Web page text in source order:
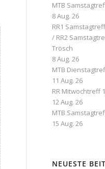
MTB
8 Aug. 26
RR1
/ RR2
Trösch
8 Aug. 26
MTB
11 Aug. 26
RR Mitwochtreff
12 Aug. 26
MTB
15 Aug. 26
NEUESTE